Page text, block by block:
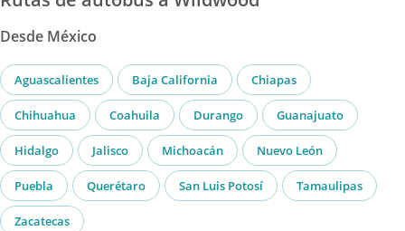
Desde México
Aguascalientes Baja California Chiapas
Chihuahua Coahuila Durango Guanajuato
Hidalgo Jalisco Michoacán Nuevo León
Puebla Querétaro San Luis Potosí Tamaulipas
Zacatecas